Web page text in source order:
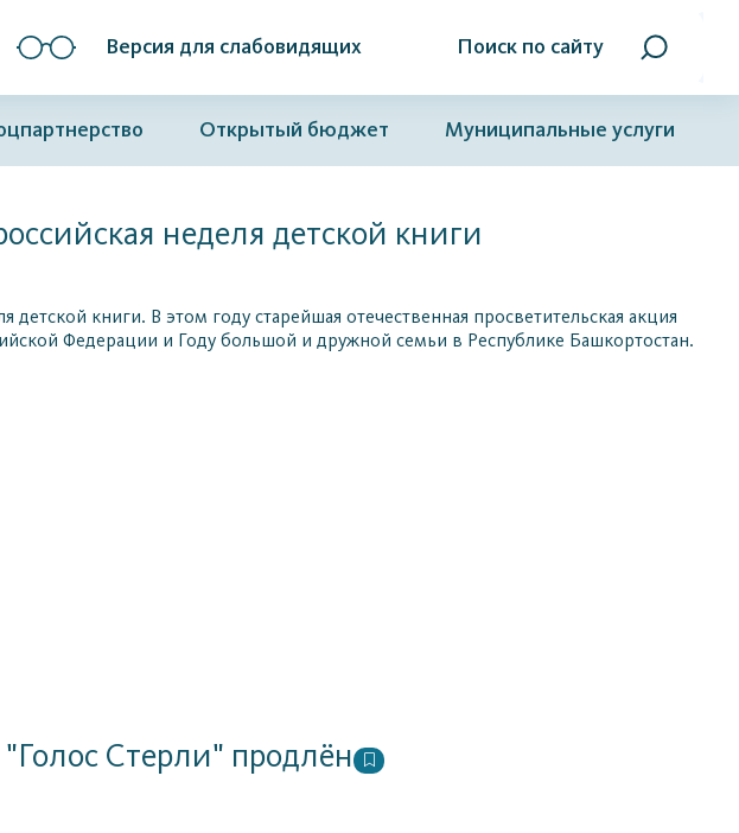
Версия для слабовидящих Поиск по сайту
Открытый бюджет Муниципальные услуги
неделя детской книги
детской книги. В этом году старейшая отечественная просветительская акция
Федерации и Году большой и дружной семьи в Республике Башкортостан.
Стерли" продлён